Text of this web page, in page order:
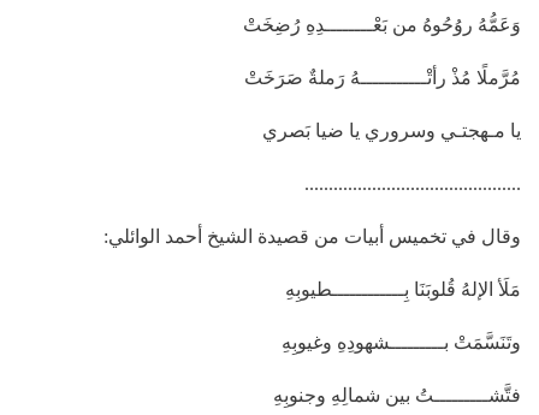
وَعَمُّهُ روُحُوهُ من بَعْــــــــدِهِ رُضِخَتْ
مُرَّملًا مُذْ رأتْـــــــــــهُ رَملةٌ صَرَخَتْ
يا مـهجتـي وسروري يا ضيا بَصري
.............................................
وقال في تخميس أبيات من قصيدة الشيخ أحمد الوائلي:
مَلَأ الإلهُ قُلوبَنَا بِــــــــــــطيوبِهِ
وتَنَسَّمَتْ بـــــــــشهودِهِ وغيوبِهِ
فتَّشـــــــــتُ بين شمالِهِ وجنوبِهِ